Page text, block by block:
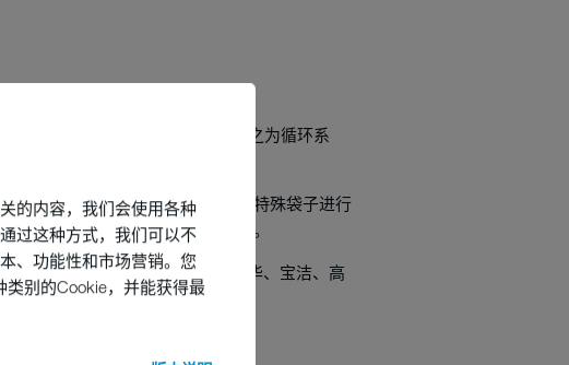
的内容，我们会使用各种
过这种方式，我们可以不
、功能性和市场营销。您
类别的Cookie，并能获得最
零垃圾的食品配送系统，他们称之为循环系
容器中，并使用一个便于回收的特殊袋子进行
就形成了零浪费的循环购物系统。
护理品牌达成合作，包括联合利华、宝洁、高